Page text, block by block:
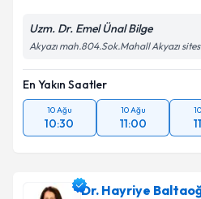
Uzm. Dr. Emel Ünal Bilge
Akyazı mah.804.Sok.Mahall Akyazı
En Yakın Saatler
10 Ağu
10:30
10 Ağu
11:00
Dr. Hayriye